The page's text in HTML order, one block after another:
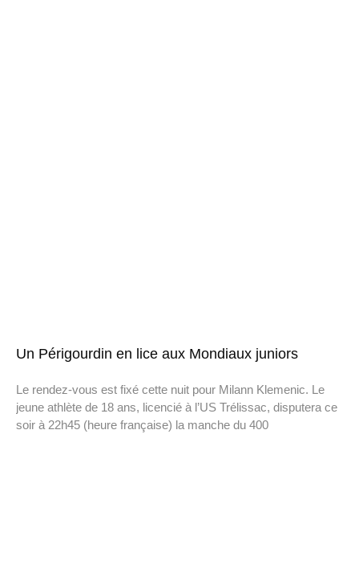
Un Périgourdin en lice aux Mondiaux juniors
Le rendez-vous est fixé cette nuit pour Milann Klemenic. Le
jeune athlète de 18 ans, licencié à l’US Trélissac, disputera ce
soir à 22h45 (heure française) la manche du 400